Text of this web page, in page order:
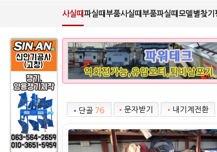
사실때파실때 부품사실때 부품파실때 모델별찾기
• 단골 76 • 문자받기 • 내기계전환